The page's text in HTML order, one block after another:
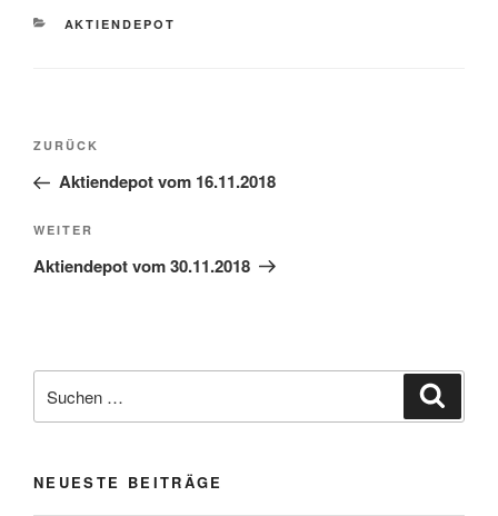
KATEGORIEN
AKTIENDEPOT
Beitragsnavigation
Vorheriger
Beitrag
ZURÜCK
Aktiendepot vom 16.11.2018
Nächster
Beitrag
WEITER
Aktiendepot vom 30.11.2018
nach:
NEUESTE BEITRÄGE